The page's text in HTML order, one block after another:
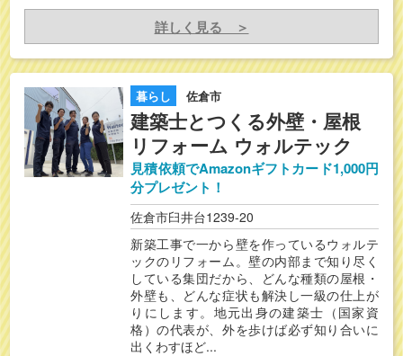
詳しく見る ＞
暮らし 佐倉市
建築士とつくる外壁・屋根
リフォーム ウォルテック
見積依頼でAmazonギフトカード1,000円
分プレゼント！
佐倉市臼井台1239-20
新築工事で一から壁を作っているウォルテ
ックのリフォーム。壁の内部まで知り尽く
している集団だから、どんな種類の屋根・
外壁も、どんな症状も解決し一級の仕上が
りにします。地元出身の建築士（国家資
格）の代表が、外を歩けば必ず知り合いに
出くわすほど...